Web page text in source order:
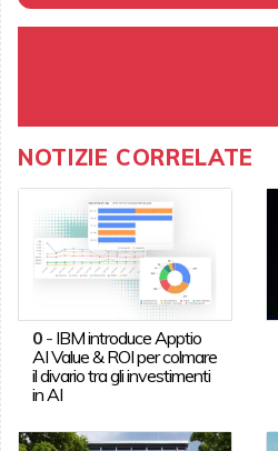
NOTIZIE CORRELATE
0- IBM introduce Apptio
AI Value & ROI per colmare
il divario tra gli investimenti
in AI